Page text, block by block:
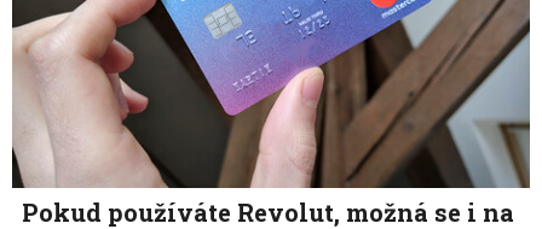
Pokud používáte Revolut, možná se i na